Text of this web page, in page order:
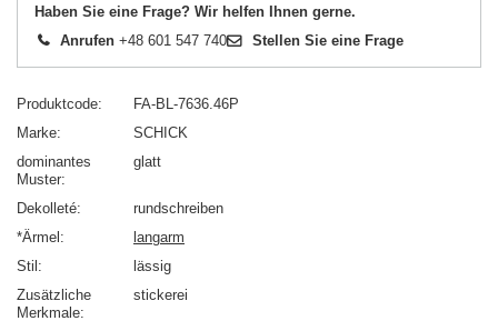
Haben Sie eine Frage? Wir helfen Ihnen gerne.
Anrufen +48 601 547 740 Stellen Sie eine Frage
Produktcode
FA-BL-7636.46P
Marke
SCHICK
dominantes
Muster
glatt
Dekolleté
rundschreiben
*Ärmel
langarm
Stil
lässig
Zusätzliche
Merkmale
stickerei